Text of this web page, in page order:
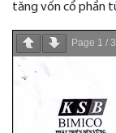
tăng vốn cổ phần
Page 1 / 3